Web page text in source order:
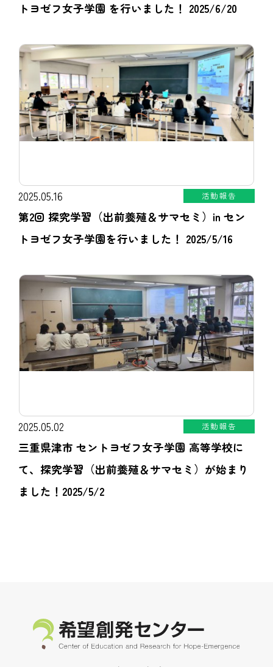
トヨゼフ女子学園 を行いました！ 2025/6/20
2025.05.16 活動報告
第2回 探究学習（出前養殖＆サマセミ）in セン
トヨゼフ女子学園を行いました！ 2025/5/16
2025.05.02 活動報告
三重県津市 セントヨゼフ女子学園 高等学校に
て、探究学習（出前養殖＆サマセミ）が始まり
ました！2025/5/2